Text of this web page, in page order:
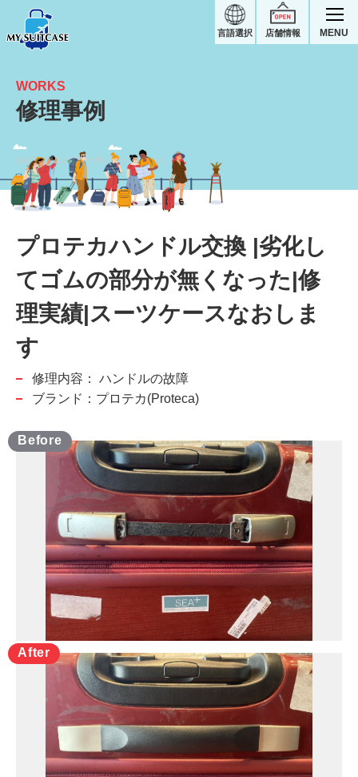
店舗情報
言語選択 MENU
劣化してゴムの部分が無くなってハンドル交換｜プロテカスーツケース修理実績
WORKS
修理事例
プロテカハンドル交換 |劣化し
てゴムの部分が無くなった|修
理実績|スーツケースなおしま
す
修理内容：
ハンドルの故障
ブランド：プロテカ(Proteca)